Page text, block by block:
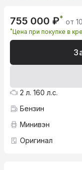
755 000 ₽* от
*Цена при покупке в
2 л. 160 л.с.
Бензин
Минивэн
Оригинал